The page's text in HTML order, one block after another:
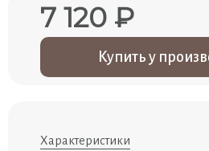
7 120 ₽
Купить у
Характеристики